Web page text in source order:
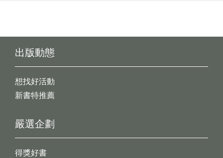
出版動態
想找好活動
新書特推薦
嚴選企劃
得獎好書